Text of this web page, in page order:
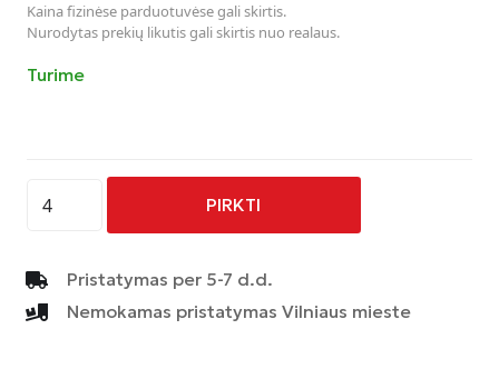
Kaina fizinėse parduotuvėse gali skirtis.
Nurodytas prekių likutis gali skirtis nuo realaus.
Turime
kiekis:
-
AC-
521
PIRKTI
Pristatymas per 5-7 d.d.
Nemokamas pristatymas Vilniaus mieste